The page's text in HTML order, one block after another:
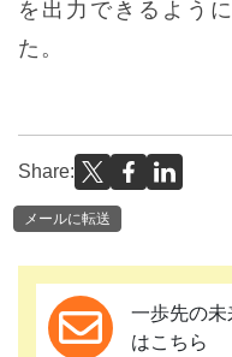
を出力できるよう
た。
Share:
メールに転送
一歩先の
はこちら